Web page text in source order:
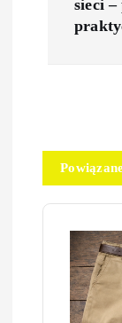
a
c
sieci